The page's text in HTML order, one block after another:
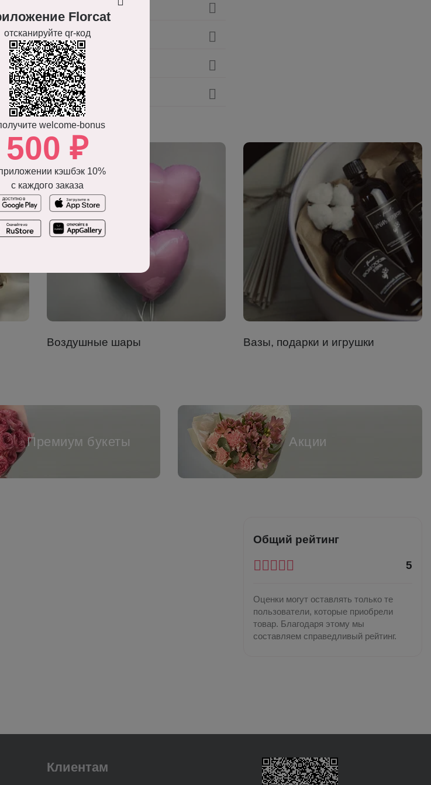
фото готового букета?
за доставку?
на доставку цветов?
Воздушные шары Вазы, подарки и игрушки
Премиум букеты Акции
Общий рейтинг
5
Оценки могут оставлять только те
пользователи, которые приобрели
товар. Благодаря этому мы
составляем справедливый рейтинг.
Florcat
отсканируйте qr-код
welcome-bonus
500 ₽
кэшбэк 10%
с каждого заказа
Клиентам